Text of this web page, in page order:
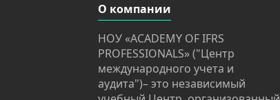
О компании
НОУ «ACADEMY OF IFRS
PROFESSIONALS» ("Центр
международного учета и
аудита")– это независимый